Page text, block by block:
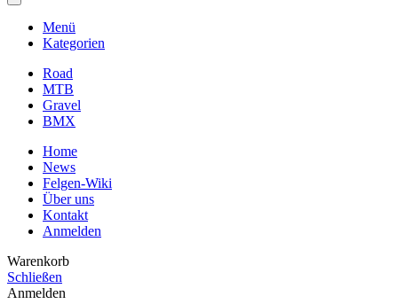
Menü
Kategorien
Road
MTB
Gravel
BMX
Home
News
Felgen-Wiki
Über uns
Kontakt
Anmelden
Warenkorb
Schließen
Anmelden